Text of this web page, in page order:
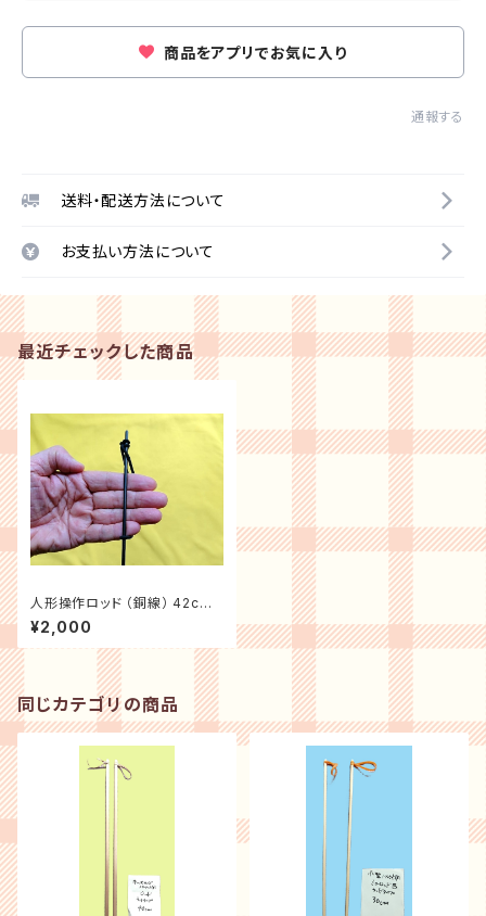
商品をアプリでお気に入り
通報する
送料・配送方法について
お支払い方法について
最近チェックした商品
人形操作ロッド （銅線） 42cm１
本
¥2,000
同じカテゴリの商品